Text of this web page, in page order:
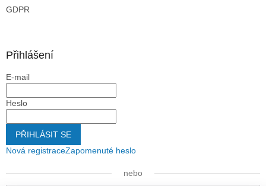
GDPR
Přihlášení
E-mail
Heslo
PŘIHLÁSIT SE
Nová registraceZapomenuté heslo
nebo